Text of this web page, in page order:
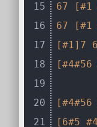
15
16
17
18
19
20
21
67 [#1
67
[#1
[#1] 7 6
[#4#56
[#4#56
[6#5